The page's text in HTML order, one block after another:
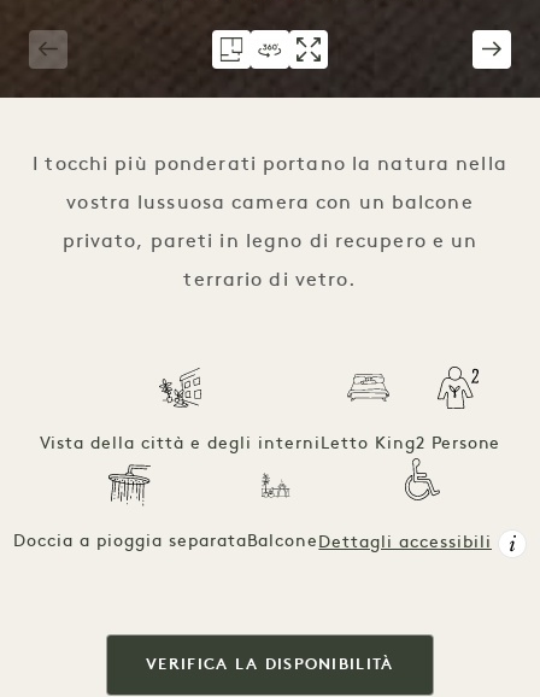
I tocchi più ponderati portano la natura nella
vostra lussuosa camera con un balcone
privato, pareti in legno di recupero e un
terrario di vetro.
Vista della città e degli interni Letto King2 Persone
Doccia a pioggia separata Balcone Dettagli accessibili
VERIFICA LA DISPONIBILITÀ